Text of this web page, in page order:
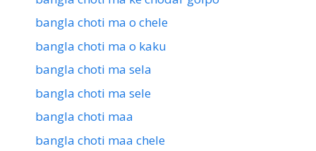
bangla choti ma o chele
bangla choti ma o kaku
bangla choti ma sela
bangla choti ma sele
bangla choti maa
bangla choti maa chele